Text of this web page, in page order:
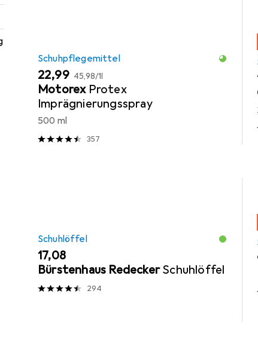
Schuhpflegemittel
EUR
22,99 EUR
45,98/1l
Motorex Protex
Imprägnierungsspray
500 ml
357
Schuhlöffel
EUR
17,08
Bürstenhaus Redecker Schuhlöffel
294